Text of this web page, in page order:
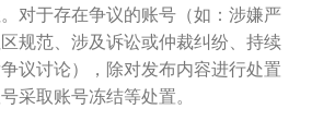
对于存在争议的账号（如：涉嫌严
规范、涉及诉讼或仲裁纠纷、持续
议讨论），除对发布内容进行处置
采取账号冻结等处置。